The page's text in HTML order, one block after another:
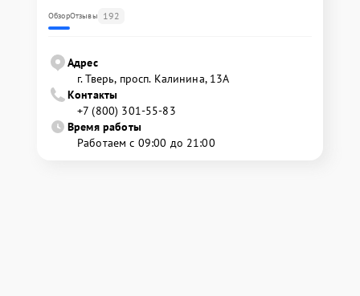
ОбзорОтзывы 192
Адрес
г. Тверь, просп. Калинина, 13А
Контакты
+7 (800) 301-55-83
Время работы
Работаем с 09:00 до 21:00